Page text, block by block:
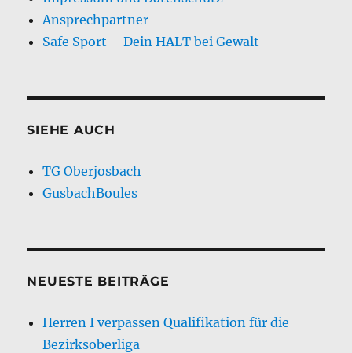
Ansprechpartner
Safe Sport – Dein HALT bei Gewalt
SIEHE AUCH
TG Oberjosbach
GusbachBoules
NEUESTE BEITRÄGE
Herren I verpassen Qualifikation für die
Bezirksoberliga